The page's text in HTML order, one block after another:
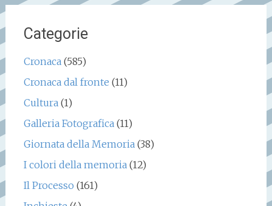
Categorie
Cronaca(585)
Cronaca dal fronte (11)
Cultura(1)
Galleria Fotografica(11)
Giornata della Memoria(38)
I colori della memoria(12)
Il Processo (161)